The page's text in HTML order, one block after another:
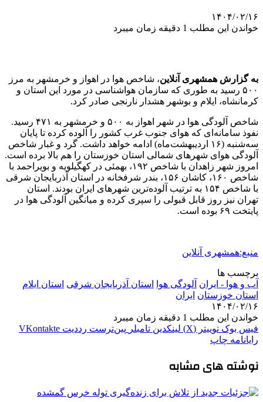
۱۴۰۴/۰۲/۱۶
خواندن این مطلب 1 دقیقه زمان میبرد
به گزارش همشهری آنلاین، شاخص هوا در اهواز و خرمشهر به مرز
۵۰۰ رسید به طوری که سازمان هواشناسی در مورد این استان و
کرمانشاه، ایلام و بوشهر هشدار نارنجی صادر کرد.
شاخص آلودگی هوا در شهر اهواز به ۵۰۰ و خرمشهر به ۴۷۱ رسید.
نفوذ سامانه‌ای که هوای جنوب غرب کشور را آلوده کرده تا پایان
سه‌شنبه (۱۶ اردیبهشت‌ماه) ادامه خواهد داشت. گرد و غبار شاخص
آلودگی هوای شهرهای شمالی استان خوزستان را هم بالا برده است.
امروز شهر زاهدان با شاخص ۱۹۲، بهمئی در کهگیلویه و بویراحمد با
شاخص ۱۶۰، کاشان ۱۵۶، بندر شرفخانه در استان آذربایجان شرقی
با شاخص ۱۵۴ به ترتیب آلوده‌ترین شهرهای ایران بودند. استان
تهران نیز روز قابل قبولی را سپری کرده و میانگین آلودگی هوا در
پایتخت ۶۹ بوده است.
منبع:همشهری آنلاین
برچسب ها
آب و هوا - ایران آلودگی هوا استان آذربایجان شرقی استان ایلام
استان خوزستان ایران
۱۴۰۴/۰۲/۱۶
خواندن این مطلب 1 دقیقه زمان میبرد
فیس بوک توییتر (X) لینکدین ‫تامبلر ‫پین‌ترست ‫رددیت ‫VKontakte
رایانامه چاپ
نوشته های مشابه